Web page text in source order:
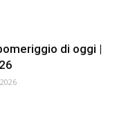
di oggi |